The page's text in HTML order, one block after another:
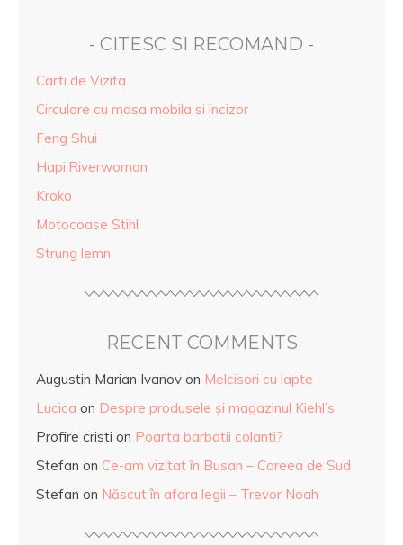
- CITESC SI RECOMAND -
Carti de Vizita
Circulare cu masa mobila si incizor
Feng Shui
Hapi.Riverwoman
Kroko
Motocoase Stihl
Strung lemn
RECENT COMMENTS
Augustin Marian Ivanov on Melcisori cu lapte
Lucica on Despre produsele și magazinul Kiehl’s
Profire cristi on Poarta barbatii colanti?
Stefan on Ce-am vizitat în Busan – Coreea de Sud
Stefan on Născut în afara legii – Trevor Noah